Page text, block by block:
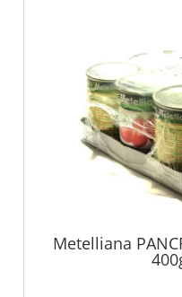
Metelliana